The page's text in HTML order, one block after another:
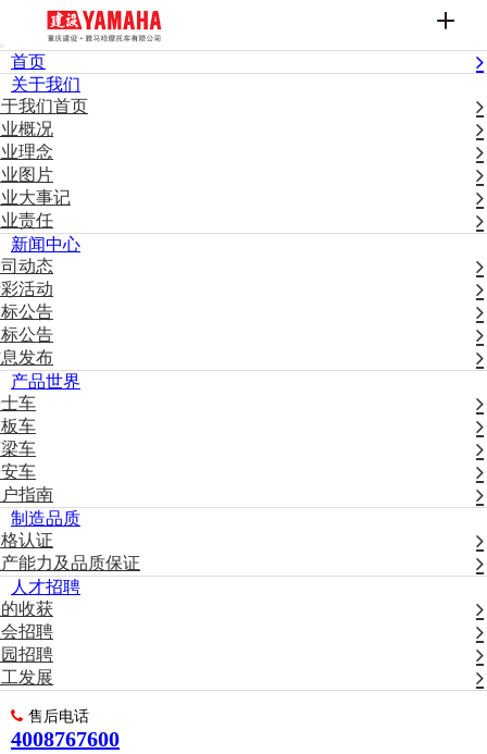
首页
关于我们
我们首页
概况
理念
图片
大事记
责任
新闻中心
动态
活动
公告
公告
发布
产品世界
车
车
车
车
指南
制造品质
认证
能力及品质保证
人才招聘
收获
招聘
招聘
发展
售后电话
4008767600